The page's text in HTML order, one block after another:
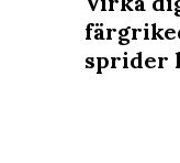
sprider